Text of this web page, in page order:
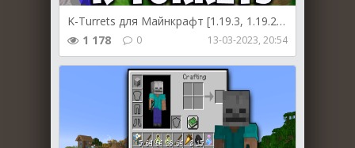
K-Turrets для Майнкрафт [1.19.3, 1.19.2, 1.18.2]
1 178
0 13-03-2023, 20:54